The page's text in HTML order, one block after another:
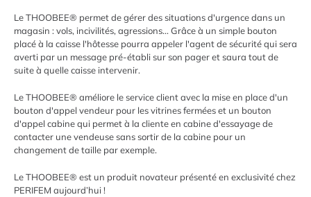
Le THOOBEE® permet de gérer des situations d'urgence dans un
magasin : vols, incivilités, agressions... Grâce à un simple bouton
placé à la caisse l'hôtesse pourra appeler l'agent de sécurité qui sera
averti par un message pré-établi sur son pager et saura tout de
suite à quelle caisse intervenir.
Le THOOBEE® améliore le service client avec la mise en place d'un
bouton d'appel vendeur pour les vitrines fermées et un bouton
d'appel cabine qui permet à la cliente en cabine d'essayage de
contacter une vendeuse sans sortir de la cabine pour un
changement de taille par exemple.
Le THOOBEE® est un produit novateur présenté en exclusivité chez
PERIFEM aujourd’hui !